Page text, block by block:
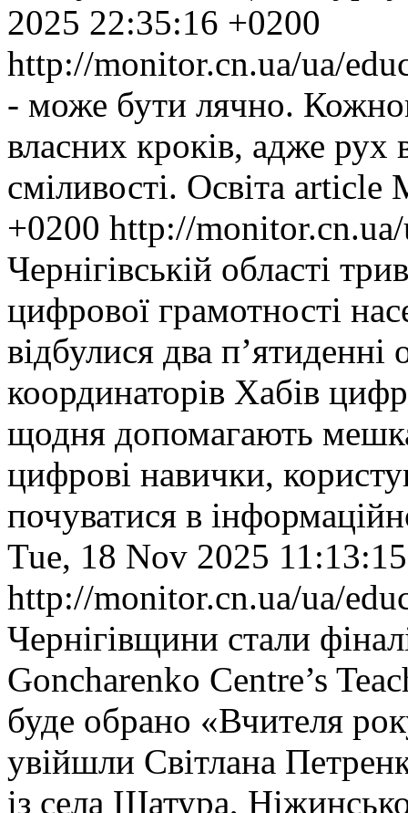
2025 22:35:16 +0200
http://monitor.cn.ua/ua/
- може бути лячно.
власних кроків, адже рух
сміливості. Освіта article
+0200 http://
Чернігівській області
цифрової грамотності
відбулися два
координаторів Хабів
щодня допомагають
цифрові навички,
почуватися в
Tue, 18 Nov 2025
http://monitor.cn.ua/ua/
Чернігівщини стали
Goncharenko Centre’s
буде обрано «Вчителя
увійшли Світлана
із села Шатура,